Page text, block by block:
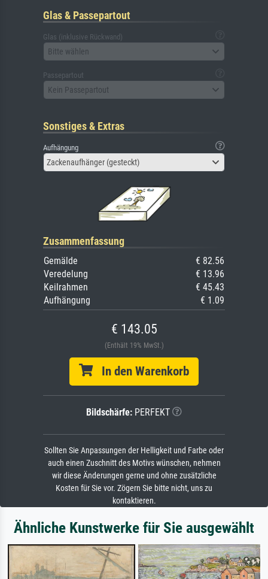
Glas & Passepartout
Glas (inklusive Rückwand)
Bitte wählen
Passepartout
Kein Passepartout
Sonstiges & Extras
Aufhängung
Zackenaufhänger (gesteckt)
Zusammenfassung
Gemälde
€ 82.56
Veredelung
€ 13.96
Keilrahmen
€ 45.43
Aufhängung
€ 1.09
€ 143.05
(Enthält 19% MwSt.)
In den Warenkorb
Bildschärfe: PERFEKT
Sollten Sie Anpassungen der Helligkeit und Farbe oder
auch einen Zuschnitt des Motivs wünschen, nehmen
wir diese Änderungen gerne und ohne zusätzliche
Kosten für Sie vor. Zögern Sie bitte nicht, uns zu
kontaktieren.
Ähnliche Kunstwerke für Sie ausgewählt